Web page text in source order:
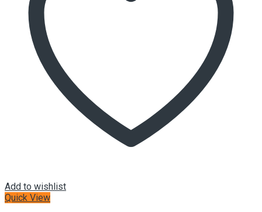
Add to wishlist
Quick View